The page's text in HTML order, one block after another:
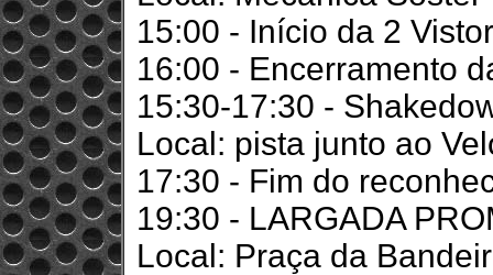
15:00 - Início da 2
16:00 - Encerramento
15:30-17:30 -
Local: pista junto ao
17:30 - Fim do
19:30 - LARGADA
Local: Praça da